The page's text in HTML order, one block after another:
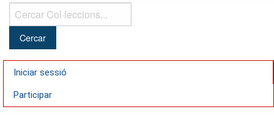
Cercar
Col·leccions...
Iniciar sessió
Participar